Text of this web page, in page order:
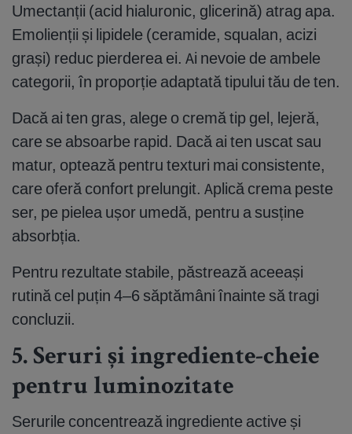
Umectanții (acid hialuronic, glicerină) atrag apa.
Emolienții și lipidele (ceramide, squalan, acizi
grași) reduc pierderea ei. Ai nevoie de ambele
categorii, în proporție adaptată tipului tău de ten.
Dacă ai ten gras, alege o cremă tip gel, lejeră,
care se absoarbe rapid. Dacă ai ten uscat sau
matur, optează pentru texturi mai consistente,
care oferă confort prelungit. Aplică crema peste
ser, pe pielea ușor umedă, pentru a susține
absorbția.
Pentru rezultate stabile, păstrează aceeași
rutină cel puțin 4–6 săptămâni înainte să tragi
concluzii.
5. Seruri și ingrediente-cheie
pentru luminozitate
Serurile concentrează ingrediente active și